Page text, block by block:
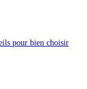
pour bien choisir